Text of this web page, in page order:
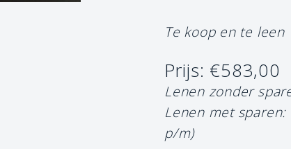
Te koop en te leen
Prijs: €583,00
Lenen zonder
Lenen met
p/m)